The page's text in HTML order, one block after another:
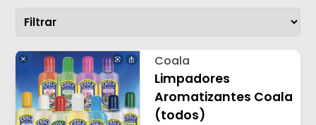
Coala
Limpadores
Aromatizantes Coala
(todos)